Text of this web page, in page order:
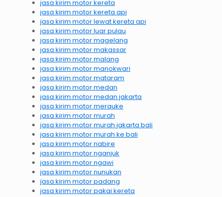
jasa kirim motor kereta
jasa kirim motor kereta api
jasa kirim motor lewat kereta api
jasa kirim motor luar pulau
jasa kirim motor magelang
jasa kirim motor makassar
jasa kirim motor malang
jasa kirim motor manokwari
jasa kirim motor mataram
jasa kirim motor medan
jasa kirim motor medan jakarta
jasa kirim motor merauke
jasa kirim motor murah
jasa kirim motor murah jakarta bali
jasa kirim motor murah ke bali
jasa kirim motor nabire
jasa kirim motor nganjuk
jasa kirim motor ngawi
jasa kirim motor nunukan
jasa kirim motor padang
jasa kirim motor pakai kereta